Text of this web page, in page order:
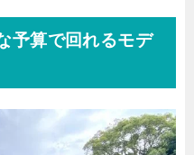
予算で回れるモデ